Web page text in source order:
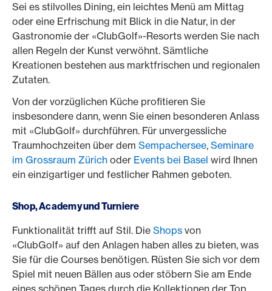
Sei es stilvolles Dining, ein leichtes Menü am Mittag
oder eine Erfrischung mit Blick in die Natur, in der
Gastronomie der «ClubGolf»-Resorts werden Sie nach
allen Regeln der Kunst verwöhnt. Sämtliche
Kreationen bestehen aus marktfrischen und regionalen
Zutaten.
Von der vorzüglichen Küche profitieren Sie
insbesondere dann, wenn Sie einen besonderen Anlass
mit «ClubGolf» durchführen. Für unvergessliche
Traumhochzeiten über dem Sempachersee, Seminare
im Grossraum Zürich oder Events bei Basel wird Ihnen
ein einzigartiger und festlicher Rahmen geboten.
Shop, Academy und Turniere
Funktionalität trifft auf Stil. Die Shops von
«ClubGolf» auf den Anlagen haben alles zu bieten, was
Sie für die Courses benötigen. Rüsten Sie sich vor dem
Spiel mit neuen Bällen aus oder stöbern Sie am Ende
eines schönen Tages durch die Kollektionen der Top